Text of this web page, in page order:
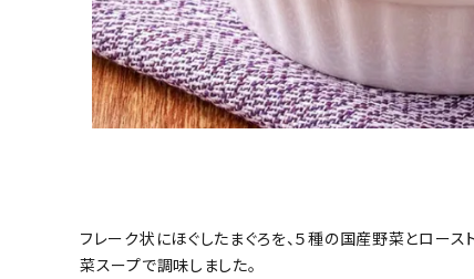
フレーク状にほぐしたまぐろを、５種の国産野菜とロー
菜スープで調味しました。